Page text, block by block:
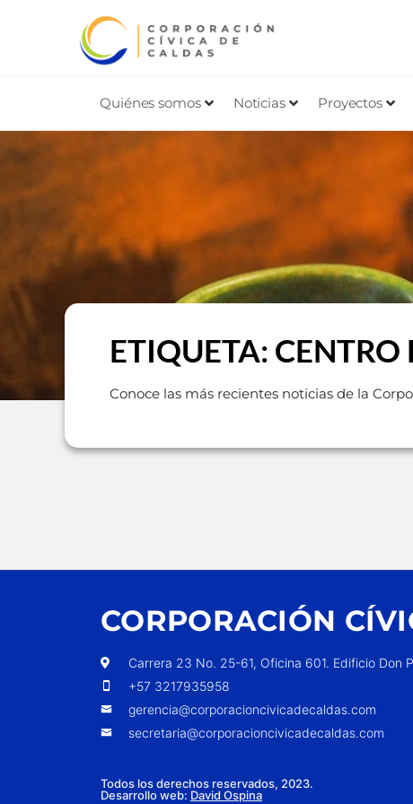
Quiénes somos Noticias Proyectos
ETIQUETA: CENTRO
Conoce las más recientes noticias de la
CORPORACIÓN
Carrera 23 No. 25-61, Oficina 601. Edificio Don
+57 3217935958
gerencia@corporacioncivicadecaldas.com
secretaria@corporacioncivicadecaldas.com
Todos los derechos reservados, 2023.
Desarrollo web: David Ospina